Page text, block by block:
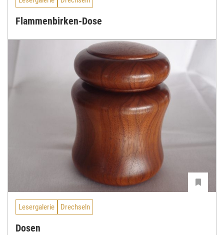
Flammenbirken-Dose
Lesergalerie Drechseln
Dosen